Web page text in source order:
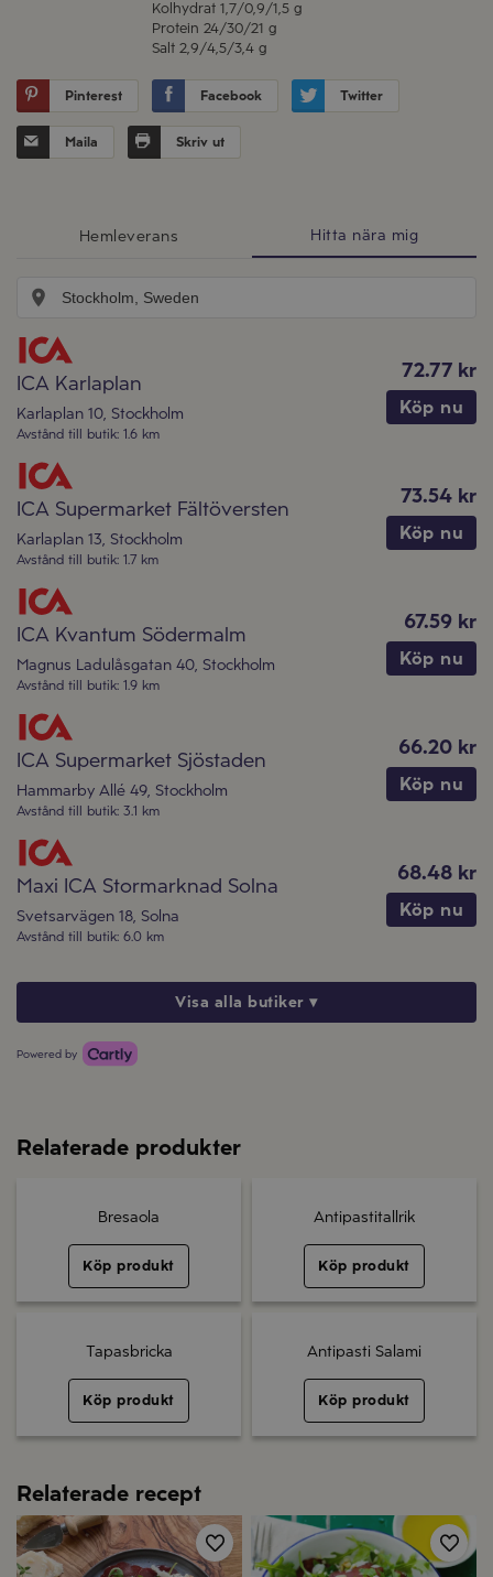
Kolhydrat 1,7/0,9/1,5 g
Protein 24/30/21 g
Salt 2,9/4,5/3,4 g
Pinterest Facebook Twitter
Maila Skriv ut
Hemleverans Hitta nära mig
ICA Karlaplan
Karlaplan 10, Stockholm
Avstånd till butik: 1.6 km
72.77 kr
Köp nu
ICA Supermarket Fältöversten
Karlaplan 13, Stockholm
Avstånd till butik: 1.7 km
73.54 kr
Köp nu
ICA Kvantum Södermalm
Magnus Ladulåsgatan 40, Stockholm
Avstånd till butik: 1.9 km
67.59 kr
Köp nu
ICA Supermarket Sjöstaden
Hammarby Allé 49, Stockholm
Avstånd till butik: 3.1 km
66.20 kr
Köp nu
Maxi ICA Stormarknad Solna
Svetsarvägen 18, Solna
Avstånd till butik: 6.0 km
68.48 kr
Köp nu
Visa alla butiker ▾
Powered by
Relaterade produkter
Bresaola
Köp produkt
Antipastitallrik
Köp produkt
Tapasbricka
Köp produkt
Antipasti Salami
Köp produkt
Relaterade recept
Spara